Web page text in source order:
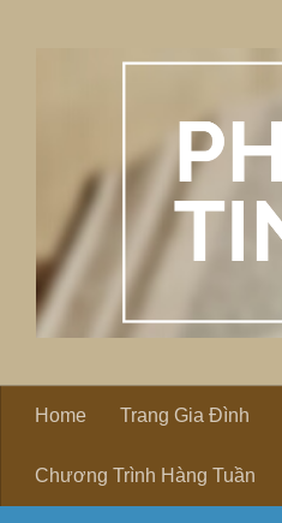
Home Trang Gia Đình
Chương Trình Hàng Tuần